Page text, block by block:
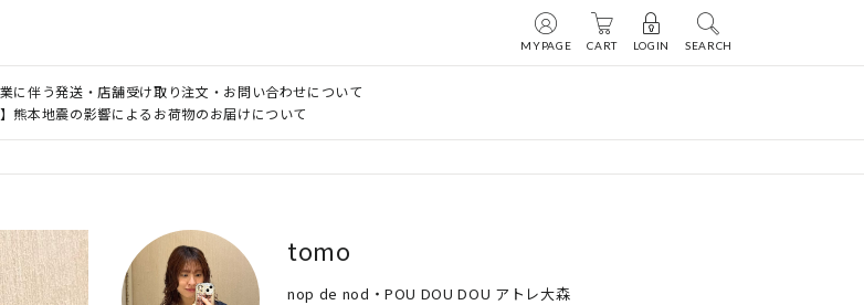
MYPAGE CART LOGIN SEARCH
業に伴う発送・店舗受け取り注文・お問い合わせについて
】熊本地震の影響によるお荷物のお届けについて
tomo
nop de nod・POU DOU DOU アトレ大森